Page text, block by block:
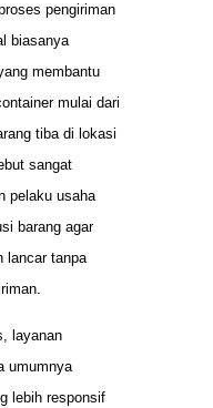
pengiriman
biasanya
membantu
mulai dari
tiba di lokasi
sangat
pelaku usaha
barang agar
lancar tanpa
layanan
umumnya
lebih responsif